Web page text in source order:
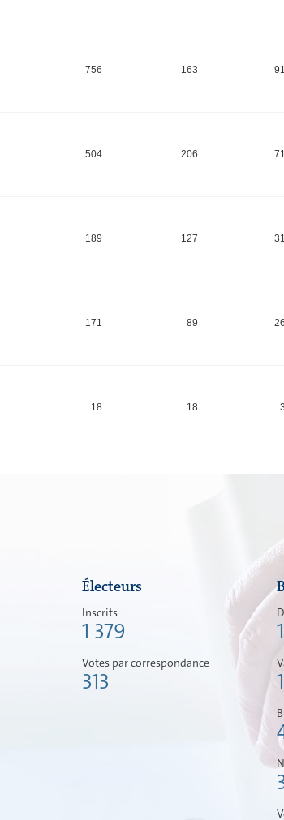
756 163
504 206
189 127
171 89
18 18
Électeurs
Inscrits
1 379
Votes par correspondance
313